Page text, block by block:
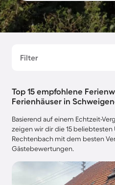
Filter
Top 15 empfohlene
Ferienhäuser in
Basierend auf einem Echtzeit-
zeigen wir dir die 15
Rechtenbach mit dem besten
Gästebewertungen.